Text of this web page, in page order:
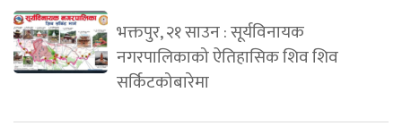
भक्तपुर, २१ साउन : सूर्यविनायक
नगरपालिकाको ऐतिहासिक शिव शिव
सर्किटकोबारेमा